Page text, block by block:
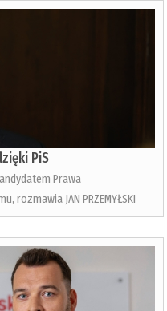
PiS
Prawa
rozmawia JAN PRZEMYŁSKI